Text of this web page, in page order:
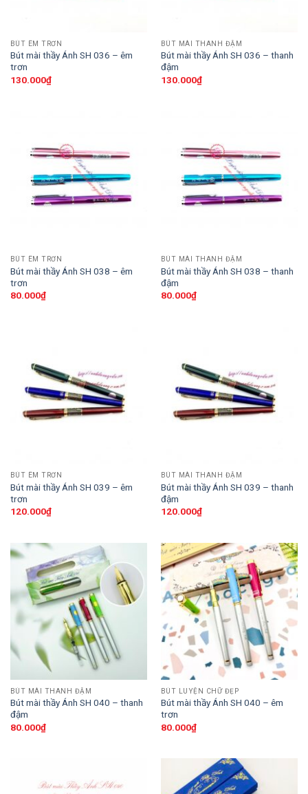
BÚT ÊM TRƠN
Bút mài thầy Ánh SH 036 – êm
trơn
130.000₫
BÚT MÀI THANH ĐẬM
Bút mài thầy Ánh SH 036 – thanh
đậm
130.000₫
BÚT ÊM TRƠN
Bút mài thầy Ánh SH 038 – êm
trơn
80.000₫
BÚT MÀI THANH ĐẬM
Bút mài thầy Ánh SH 038 – thanh
đậm
80.000₫
BÚT ÊM TRƠN
Bút mài thầy Ánh SH 039 – êm
trơn
120.000₫
BÚT MÀI THANH ĐẬM
Bút mài thầy Ánh SH 039 – thanh
đậm
120.000₫
BÚT MÀI THANH ĐẬM
Bút mài thầy Ánh SH 040 – thanh
đậm
80.000₫
BÚT LUYỆN CHỮ ĐẸP
Bút mài thầy Ánh SH 040 – êm
trơn
80.000₫